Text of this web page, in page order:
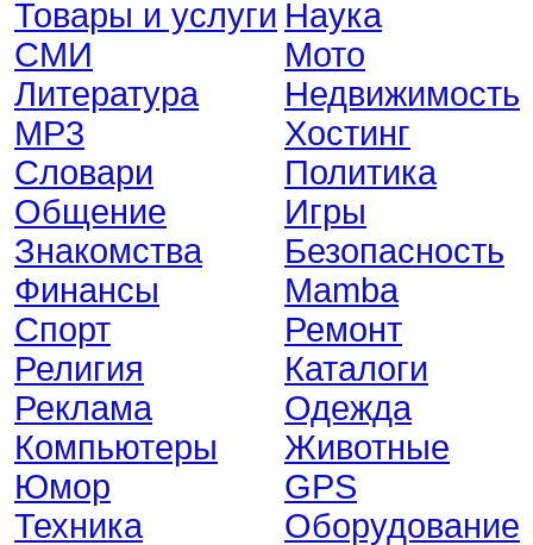
Товары и услуги
СМИ
Литература
MP3
Словари
Общение
Знакомства
Финансы
Спорт
Религия
Реклама
Компьютеры
Юмор
Техника
Наука
Мото
Недвижимость
Хостинг
Политика
Игры
Безопасность
Mamba
Ремонт
Каталоги
Одежда
Животные
GPS
Оборудование